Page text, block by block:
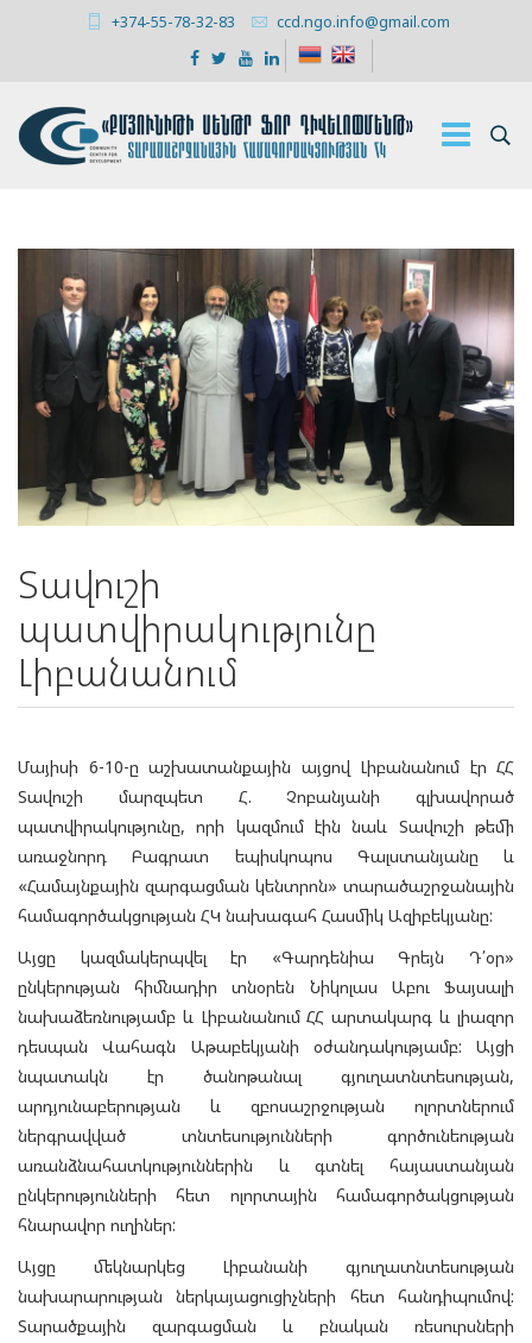
+374-55-78-32-83 ccd.ngo.info@gmail.com
Տավուշի
պատվիրակությունը
Լիբանանում
Մայիսի 6-10-ը աշխատանքային այցով Լիբանանում էր ՀՀ
Տավուշի մարզպետ Հ. Չոբանյանի գլխավորած
պատվիրակությունը, որի կազմում էին նաև Տավուշի թեմի
առաջնորդ Բագրատ եպիսկոպոս Գալստանյանը և
«Համայնքային զարգացման կենտրոն» տարածաշրջանային
համագործակցության ՀԿ նախագահ Հասմիկ Ազիբեկյանը:
Այցը կազմակերպվել էր «Գարդենիա Գրեյն Դ՛օր»
ընկերության հիմնադիր տնօրեն Նիկոլաս Աբու Ֆայսալի
նախաձեռնությամբ և Լիբանանում ՀՀ արտակարգ և լիազոր
դեսպան Վահագն Աթաբեկյանի օժանդակությամբ: Այցի
նպատակն էր ծանոթանալ գյուղատնտեսության,
արդյունաբերության և զբոսաշրջության ոլորտներում
ներգրավված տնտեսությունների գործունեության
առանձնահատկություններին և գտնել հայաստանյան
ընկերությունների հետ ոլորտային համագործակցության
հնարավոր ուղիներ:
Այցը մեկնարկեց Լիբանանի գյուղատնտեսության
նախարարության ներկայացուցիչների հետ հանդիպումով:
Տարածքային զարգացման և բնական ռեսուրսների